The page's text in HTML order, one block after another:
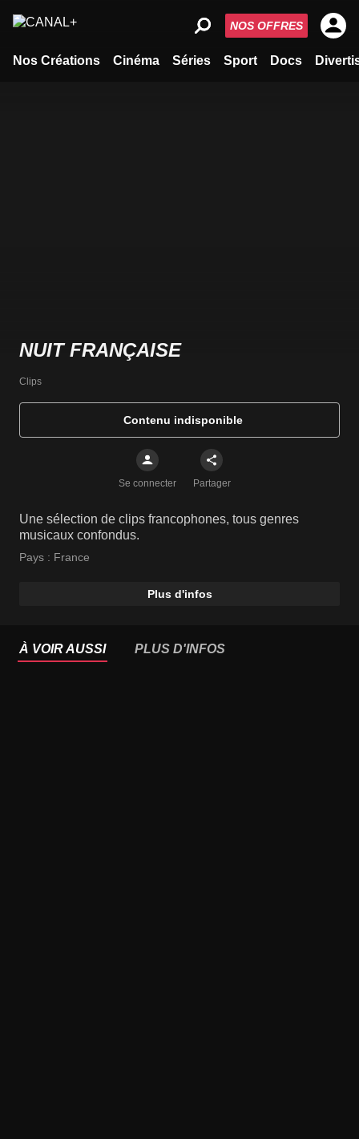
Nos Créations Cinéma Séries Sport Docs
NOS OFFRES
NUIT FRANÇAISE
Clips
Contenu indisponible
Se connecter Partager
Une sélection de clips francophones, tous genres
musicaux confondus.
Pays : France
Plus d'infos
À VOIR AUSSI PLUS D'INFOS